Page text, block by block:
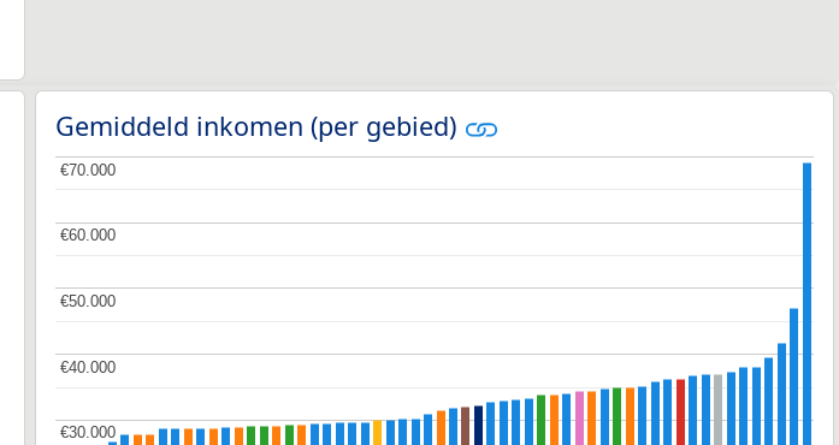
Gemiddeld inkomen (per gebied)
€30.000
€30.000
€40.000
€40.000
€50.000
€50.000
€60.000
€60.000
€70.000
€70.000